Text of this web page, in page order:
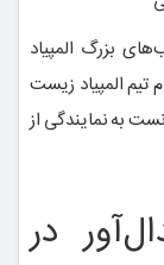
بزرگ المپیاد
است. گاهی در دهه ۱۳۸۰، تمام تیم المپیاد زیست
به نمایندگی از
در